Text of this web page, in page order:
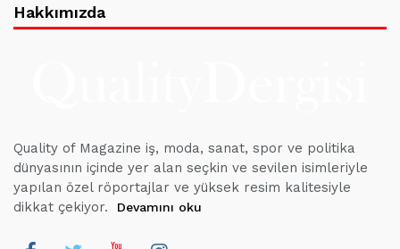
Hakkımızda
Quality of Magazine iş, moda, sanat, spor ve politika
dünyasının içinde yer alan seçkin ve sevilen isimleriyle
yapılan özel röportajlar ve yüksek resim kalitesiyle
dikkat çekiyor.
Devamını oku